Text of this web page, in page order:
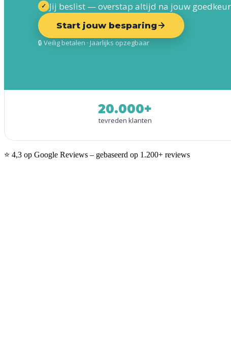
✓ Jij beslist — overstap altijd na jouw
Start jouw besparing
🔒 Veilig betalen · Jaarlijks opzegbaar
20.000+
tevreden klanten
⭐ 4,3 op Google Reviews – gebaseerd op 1.200+ reviews